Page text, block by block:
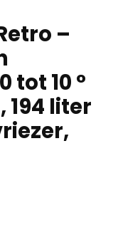
–
tot 10 °
194 liter